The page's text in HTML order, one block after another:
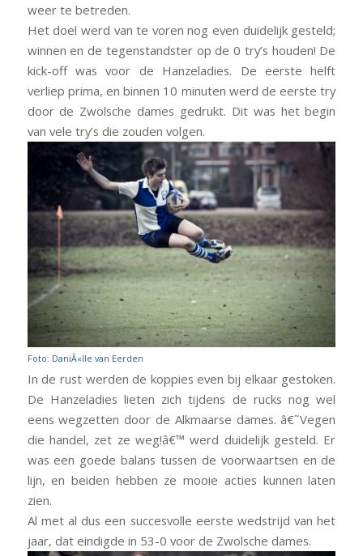
weer te betreden.
Het doel werd van te voren nog even duidelijk gesteld;
winnen en de tegenstandster op de 0 try’s houden! De
kick-off was voor de Hanzeladies. De eerste helft
verliep prima, en binnen 10 minuten werd de eerste try
door de Zwolsche dames gedrukt. Dit was het begin
van vele try’s die zouden volgen.
Foto: DaniÃ«lle van Eerden
In de rust werden de koppies even bij elkaar gestoken.
De Hanzeladies lieten zich tijdens de rucks nog wel
eens wegzetten door de Alkmaarse dames. â€˜Vegen
die handel, zet ze weg!â€™ werd duidelijk gesteld. Er
was een goede balans tussen de voorwaartsen en de
lijn, en beiden hebben ze mooie acties kunnen laten
zien.
Al met al dus een succesvolle eerste wedstrijd van het
jaar, dat eindigde in 53-0 voor de Zwolsche dames.